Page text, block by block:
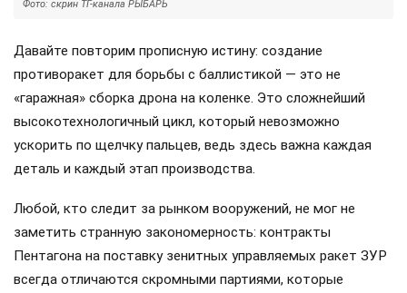
Фото: скрин ТГ-канала РЫБАРЬ
Давайте повторим прописную истину: создание
противоракет для борьбы с баллистикой — это не
«гаражная» сборка дрона на коленке. Это сложнейший
высокотехнологичный цикл, который невозможно
ускорить по щелчку пальцев, ведь здесь важна каждая
деталь и каждый этап производства.
Любой, кто следит за рынком вооружений, не мог не
заметить странную закономерность: контракты
Пентагона на поставку зенитных управляемых ракет ЗУР
всегда отличаются скромными партиями, которые